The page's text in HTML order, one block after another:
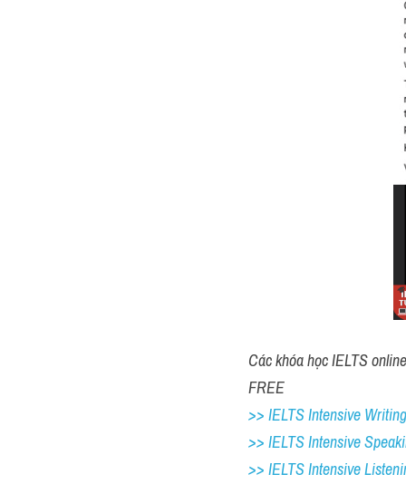
Các khóa học IELTS
FREE
>> IELTS Intensive Writing
>> IELTS Intensive
>> IELTS Intensive